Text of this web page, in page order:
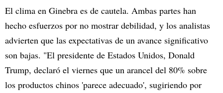
El clima en Ginebra es de cautela. Ambas partes han
hecho esfuerzos por no mostrar debilidad, y los analistas
advierten que las expectativas de un avance significativo
son bajas. "El presidente de Estados Unidos, Donald
Trump, declaró el viernes que un arancel del 80% sobre
los productos chinos 'parece adecuado', sugiriendo por